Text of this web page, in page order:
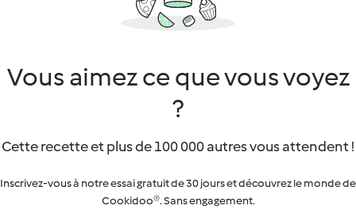
Vous aimez ce que vous voyez
?
Cette recette et plus de 100 000 autres vous attendent !
Inscrivez-vous à notre essai gratuit de 30 jours et découvrez le monde de
Cookidoo®. Sans engagement.